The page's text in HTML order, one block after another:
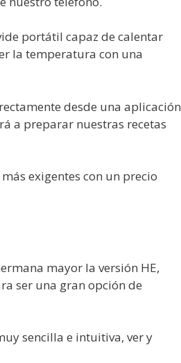
portátil capaz de calentar
la temperatura con una
desde una aplicación
a preparar nuestras recetas
exigentes con un precio
mayor la versión HE,
ser una gran opción de
sencilla e intuitiva, ver y